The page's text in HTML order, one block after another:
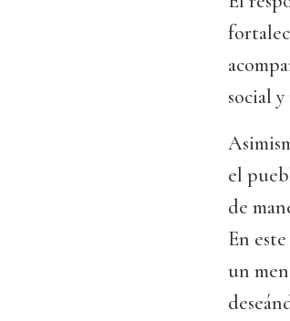
social
el
de
En
un